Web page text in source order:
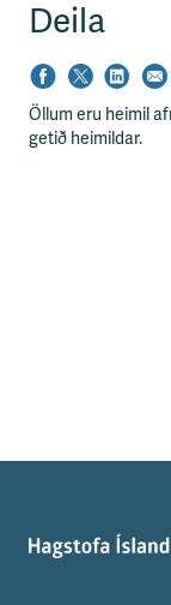
Deila
Öllum eru heimil
getið heimildar.